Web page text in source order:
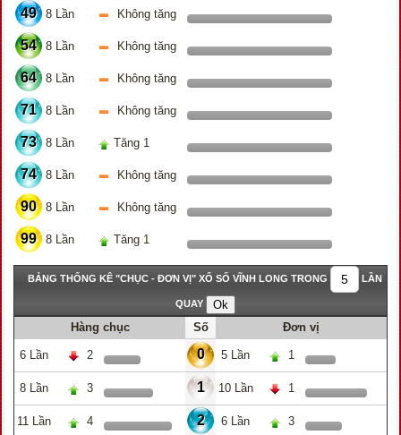
49 8 Lần Không tăng
54 8 Lần Không tăng
64 8 Lần Không tăng
71 8 Lần Không tăng
73 8 Lần Tăng 1
74 8 Lần Không tăng
90 8 Lần Không tăng
99 8 Lần Tăng 1
BẢNG THỐNG KÊ "CHỤC - ĐƠN VỊ" XỔ SỐ VĨNH LONG TRONG LẦN
QUAY
Hàng chục Số Đơn vị
6 Lần 2 0 5 Lần 1
8 Lần 3 1 10 Lần 1
11 Lần 4 2 6 Lần 3